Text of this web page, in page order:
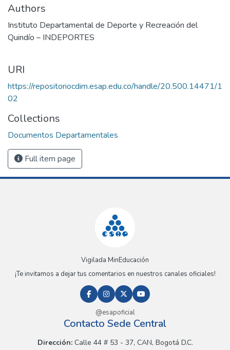
Authors
Instituto Departamental de Deporte y Recreación del
Quindío – INDEPORTES
URI
https://repositoriocdim.esap.edu.co/handle/20.500.14471/1
02
Collections
Documentos Departamentales
Full item page
Vigilada MinEducación
¡Te invitamos a dejar tus comentarios en nuestros canales oficiales!
@esapoficial
Contacto Sede Central
Dirección:Calle 44 # 53 - 37, CAN, Bogotá D.C.